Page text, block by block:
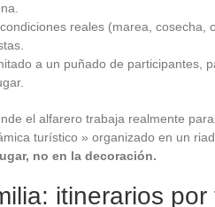
reales (marea, cosecha,
a un puñado de participantes,
el alfarero trabaja realmente
turístico » organizado en un
no en la decoración.
itinerarios por